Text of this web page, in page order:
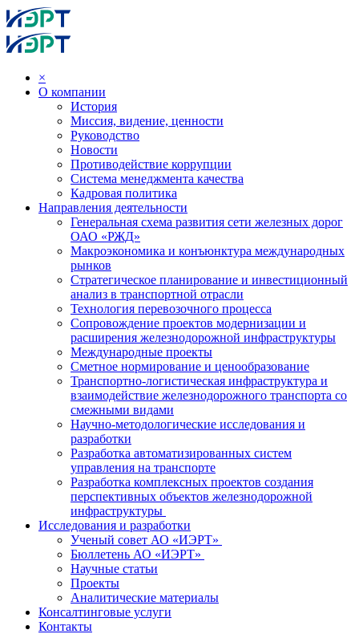
×
О компании
История
Миссия, видение, ценности
Руководство
Новости
Противодействие коррупции
Система менеджмента качества
Кадровая политика
Направления деятельности
Генеральная схема развития сети железных дорог
ОАО «РЖД»
Макроэкономика и конъюнктура международных
рынков
Стратегическое планирование и инвестиционный
анализ в транспортной отрасли
Технология перевозочного процесса
Сопровождение проектов модернизации и
расширения железнодорожной инфраструктуры
Международные проекты
Сметное нормирование и ценообразование
Транспортно-логистическая инфраструктура и
взаимодействие железнодорожного транспорта со
смежными видами
Научно-методологические исследования и
разработки
Разработка автоматизированных систем
управления на транспорте
Разработка комплексных проектов создания
перспективных объектов железнодорожной
инфраструктуры
Исследования и разработки
Ученый совет АО «ИЭРТ»
Бюллетень АО «ИЭРТ»
Научные статьи
Проекты
Аналитические материалы
Консалтинговые услуги
Контакты